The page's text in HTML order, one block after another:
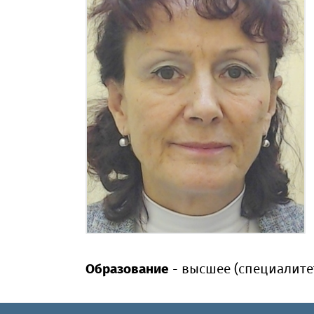
Образование - высшее